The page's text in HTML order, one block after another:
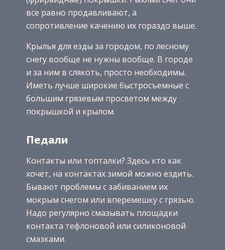
все равно продавливают, а
сопротивление качению их гораздо выше.
Крылья для езды за городом, по лесному
снегу вообще не нужны вообще. В городе
и за ним в слякоть, просто необходимы.
Иметь лучше широкие быстросъемные с
большим грязевым просветом между
покрышкой и крылом.
Педали
Контакты или топталки? Здесь кто как
хочет, на контактах зимой можно ездить.
Бывают проблемы с забиванием их
мокрым снегом или вперемешку с грязью.
Надо регулярно смазывать площадки
контакта тефлоновой или силиконовой
смазками.